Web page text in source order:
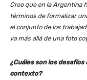
Creo que en la Argentina
términos de formalizar
el conjunto de los
va más allá de una foto
¿Cuáles son los
contexto?